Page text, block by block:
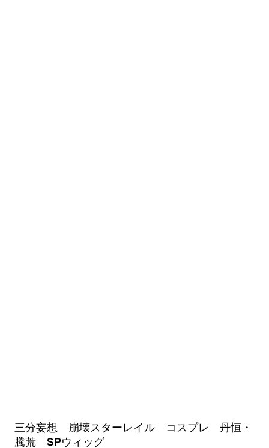
三分妄想 崩壊スターレイル コスプレ 丹恒・
騰荒 SPウィッグ